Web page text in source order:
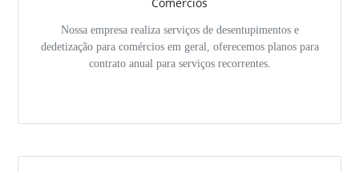
Nossa empresa realiza serviços de desentupimentos e
dedetização para comércios em geral, oferecemos planos para
contrato anual para serviços recorrentes.